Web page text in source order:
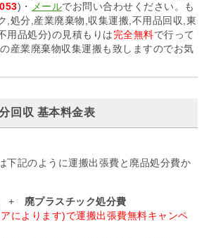
)・ メールでお問い合わせください。も
,処分,産業廃棄物,収集運搬,不用品回収,東
用品処分)の見積もりは完全無料で行って
産業廃棄物収集運搬も致しますのでお気
回収 基本料金表
下記のように運搬出張費と廃品処分費か
) + 廃プラスチック処分費
によります)で運搬出張費無料キャンペ